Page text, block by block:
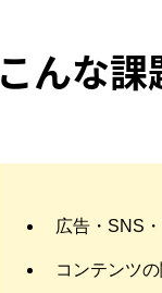
こんな課
広告・SNS
コンテンツ